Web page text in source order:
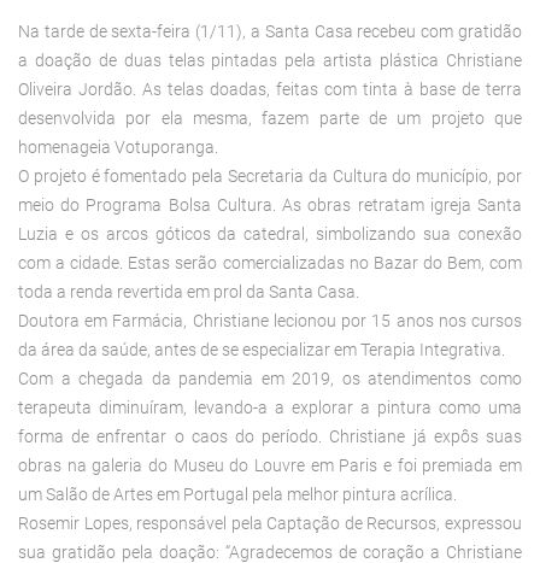
Na tarde de sexta-feira (1/11), a Santa Casa recebeu com gratidão
a doação de duas telas pintadas pela artista plástica Christiane
Oliveira Jordão. As telas doadas, feitas com tinta à base de terra
desenvolvida por ela mesma, fazem parte de um projeto que
homenageia Votuporanga.
O projeto é fomentado pela Secretaria da Cultura do município, por
meio do Programa Bolsa Cultura. As obras retratam igreja Santa
Luzia e os arcos góticos da catedral, simbolizando sua conexão
com a cidade. Estas serão comercializadas no Bazar do Bem, com
toda a renda revertida em prol da Santa Casa.
Doutora em Farmácia, Christiane lecionou por 15 anos nos cursos
da área da saúde, antes de se especializar em Terapia Integrativa.
Com a chegada da pandemia em 2019, os atendimentos como
terapeuta diminuíram, levando-a a explorar a pintura como uma
forma de enfrentar o caos do período. Christiane já expôs suas
obras na galeria do Museu do Louvre em Paris e foi premiada em
um Salão de Artes em Portugal pela melhor pintura acrílica.
Rosemir Lopes, responsável pela Captação de Recursos, expressou
sua gratidão pela doação: “Agradecemos de coração a Christiane